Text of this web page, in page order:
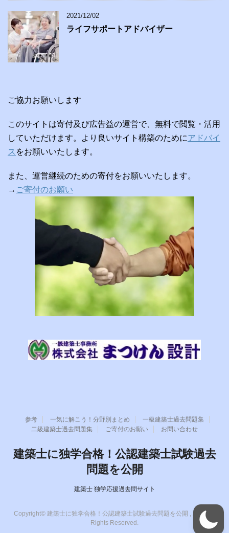
2021/12/02
ライフサポートアドバイザー
ご協力お願いします
このサイトは寄付及び広告益の運営で、無料で閲覧・活用
していただけます。より良いサイト構築のためにアドバイ
ス をお願いいたします。
また、運営継続のための寄付をお願いいたします。
→ ご寄付のお願い
参考 一気に解こう！分野別まとめ
一級建築士過去問題集
二級建築士過去問題集
ご寄付のお願い お問い合わせ
建築士に独学合格！公認建築士試験過去
問題を公開
建築士 独学応援過去問サイト
Copyright© 建築士に独学合格！公認建築士試験過去問題を公開 , 2026 All
Rights Reserved.